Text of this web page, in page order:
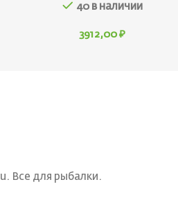
40 в наличии
3912,00 ₽
Все для рыбалки.